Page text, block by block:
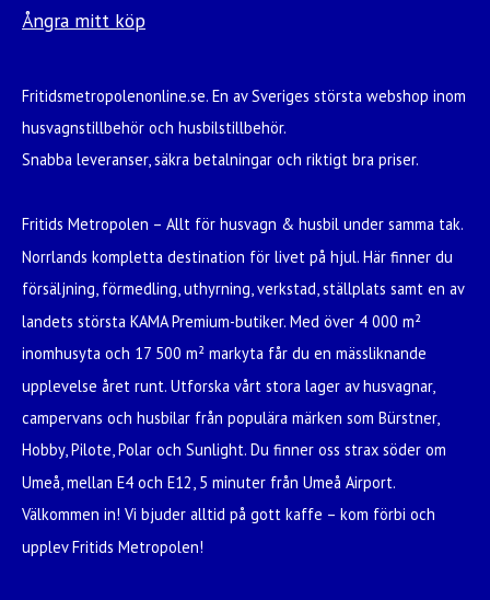
Ångra mitt köp
Fritidsmetropolenonline.se. En av Sveriges största webshop inom
husvagnstillbehör och husbilstillbehör.
Snabba leveranser, säkra betalningar och riktigt bra priser.
Fritids Metropolen – Allt för husvagn & husbil under samma tak.
Norrlands kompletta destination för livet på hjul. Här finner du
försäljning, förmedling, uthyrning, verkstad, ställplats samt en av
landets största KAMA Premium-butiker. Med över 4 000 m²
inomhusyta och 17 500 m² markyta får du en mässliknande
upplevelse året runt. Utforska vårt stora lager av husvagnar,
campervans och husbilar från populära märken som Bürstner,
Hobby, Pilote, Polar och Sunlight. Du finner oss strax söder om
Umeå, mellan E4 och E12, 5 minuter från Umeå Airport.
Välkommen in! Vi bjuder alltid på gott kaffe – kom förbi och
upplev Fritids Metropolen!